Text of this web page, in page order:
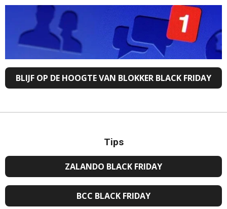
BLIJF OP DE HOOGTE VAN BLOKKER BLACK FRIDAY
Tips
ZALANDO BLACK FRIDAY
BCC BLACK FRIDAY